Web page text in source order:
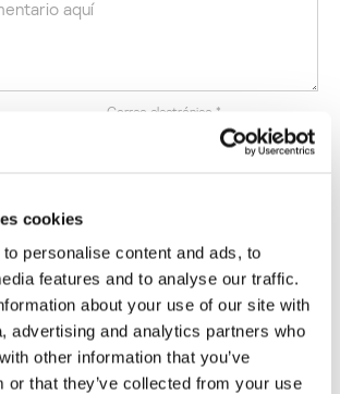
cookies
personalise content and ads, to
features and to analyse our traffic.
about your use of our site with
advertising and analytics partners who
other information that you’ve
or that they’ve collected from your use
Correo electrónico *